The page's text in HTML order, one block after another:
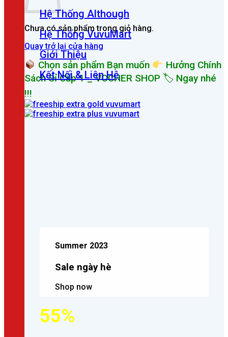
Chưa có sản phẩm trong giỏ hàng.
Quay trở lại cửa hàng
Chọn sản phẩm Bạn muốn
Hưởng Chính
Sách Sỉ Cấp 1 _ VOCHER SHOP 🏷 Ngay nhé
!!!
Hệ Thống Although
Hệ Thống VuvuMart
Giới Thiệu
Kết Nối & Liên Hệ
Summer 2023
Sale ngày hè
Shop now
55%